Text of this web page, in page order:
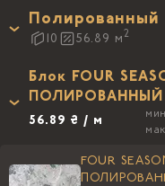
Полированный
10 56.89 м2
Блок FOUR
ПОЛИРОВАННЫЙ
56.89 ₴ / м
FOUR